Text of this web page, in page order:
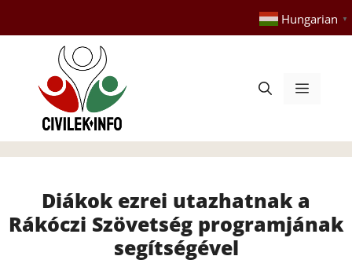
tartalomba
Hungarian ▼
Menü
Diákok ezrei utazhatnak a
Rákóczi Szövetség programjának
segítségével